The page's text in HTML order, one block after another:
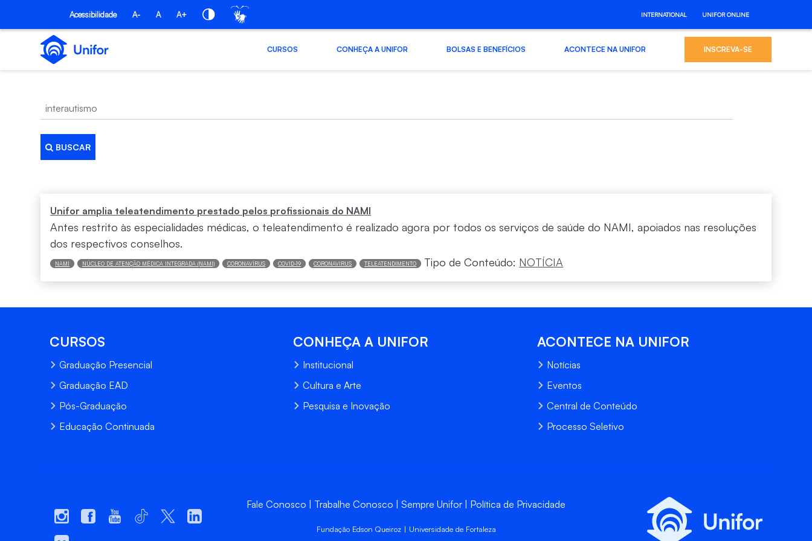
Pular para o Conteúdo principal
Acessibilidade A- A A+ INTERNATIONAL UNIFOR ONLINE
CURSOS CONHEÇA A UNIFOR BOLSAS E BENEFÍCIOS ACONTECE NA UNIFOR INSCREVA-SE
BUSCAR
Unifor amplia teleatendimento prestado pelos profissionais do NAMI
Antes restrito às especialidades médicas, o teleatendimento é realizado agora por todos os serviços de saúde do NAMI, apoiados nas resoluções
dos respectivos conselhos.
NAMI NÚCLEO DE ATENÇÃO MÉDICA INTEGRADA (NAMI) CORONAVÍRUS COVID-19 CORONAVIRUS TELEATENDIMENTO Tipo de Conteúdo: NOTÍCIA
CURSOS
Graduação Presencial
Graduação EAD
Pós-Graduação
Educação Continuada
CONHEÇA A UNIFOR
Institucional
Cultura e Arte
Pesquisa e Inovação
ACONTECE NA UNIFOR
Notícias
Eventos
Central de Conteúdo
Processo Seletivo
Fale Conosco Trabalhe Conosco Sempre Unifor Política de Privacidade
Fundação Edson Queiroz | Universidade de Fortaleza